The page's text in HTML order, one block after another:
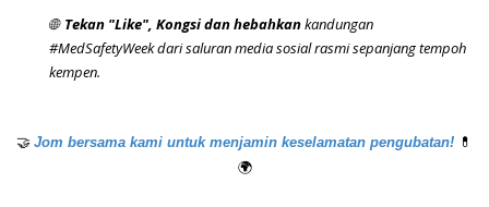
🌐 Tekan "Like", Kongsi dan hebahkankandungan
#MedSafetyWeek dari saluran media sosial rasmi sepanjang tempoh
kempen.
🤝 Jom bersama kami untuk menjamin keselamatan pengubatan! 💊
🌍